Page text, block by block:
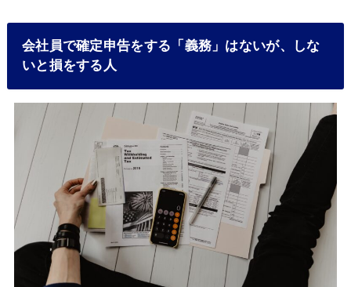
会社員で確定申告をする「義務」はないが、しな
いと損をする人